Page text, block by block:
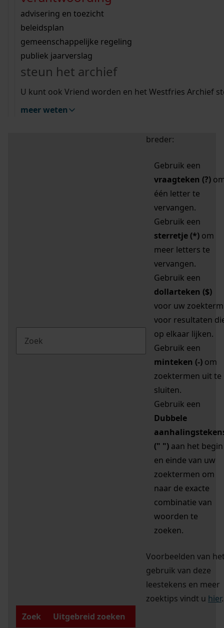
bouwvergunningen
omgevingsvergunningen
vergunningen
beeld en geluid
uitleg nodig?
Wij helpen u op weg met een aantal zoektips.
bekijk alle zoektips
Wij helpen u op weg met een aantal zoektips.
bekijk alle zoektips
bekijk ons geschiedenislokaal
advisering en toezicht
beleidsplan
gemeenschappelijke regeling
publiek jaarverslag
steun het archief
U kunt ook Vriend worden en het Westfries Archief
meer weten
zoektips
Mijn Studiezaal (inloggen)
uw zoekopdracht te
breder:
Gebruik een
vraagteken (?)
één letter te
vervangen.
Gebruik een
sterretje (*) om
meer letters te
vervangen.
Gebruik een
dollarteken ($)
voor uw zoekterm
voor resultaten
op elkaar lijken.
Gebruik een
minteken (-) om
zoektermen uit te
sluiten.
Gebruik een
Dubbele
(" ") aan het begin
en einde van uw
zoektermen om
naar de exacte
combinatie van
woorden te
zoeken.
Voorbeelden van
gebruik van deze
leestekens en meer
zoektips vindt u hier.
Zoek
Uitgebreid zoeken